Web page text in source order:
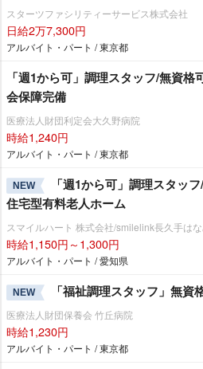
スターツファシリティーサービス株式会社
日給2万7,300円
アルバイト・パート / 東京都
「週1から可」調理スタッフ/無資
会保障完備
医療法人財団利定会大久野病院
時給1,240円
アルバイト・パート / 東京都
NEW
「週1から可」調理スタッ
住宅型有料老人ホーム
スマイルハート 株式会社/smilelink長久手はな
時給1,150円～1,300円
アルバイト・パート / 愛知県
NEW 「福祉調理スタッフ」無
医療法人財団保養会 竹丘病院
時給1,230円
アルバイト・パート / 東京都